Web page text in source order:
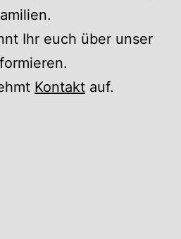
Ihr euch über unser
Kontakt auf.